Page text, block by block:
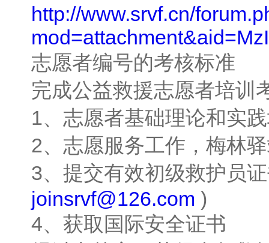
http://www.srvf.cn/
志愿者编号的考核标准
完成公益救援志愿者培训
1、志愿者基础理论和实
2、志愿服务工作，梅林
3、提交有效初级救护员
joinsrvf@126.com )
4、获取国际安全证书